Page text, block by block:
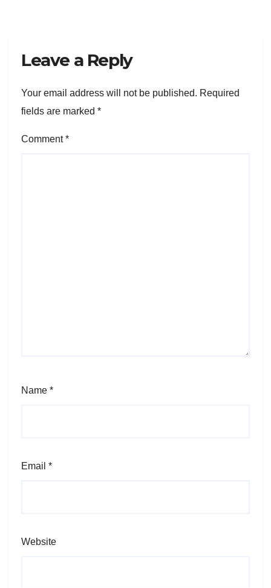
Leave a Reply
Your email address will not be published. Required
fields are marked *
Comment*
Name *
Email *
Website